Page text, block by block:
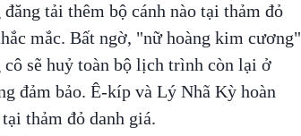
tải thêm bộ cánh nào tại thảm đỏ
mắc. Bất ngờ, "nữ hoàng kim cương"
sẽ huỷ toàn bộ lịch trình còn lại ở
đảm bảo. Ê-kíp và Lý Nhã Kỳ hoàn
thảm đỏ danh giá.